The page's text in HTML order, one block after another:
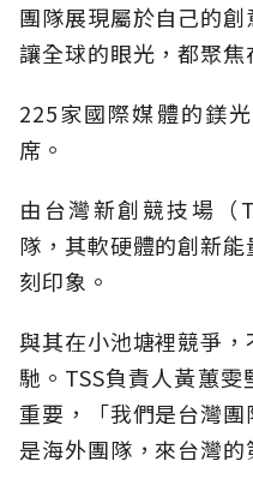
團隊展現屬於自己的創
讓全球的眼光，都聚焦
225家國際媒體的鎂
席。
由台灣新創競技場（
隊，其軟硬體的創新
刻印象。
與其在小池塘裡競爭
馳。TSS負責人黃蕙
重要，「我們是台灣
是海外團隊，來台灣的